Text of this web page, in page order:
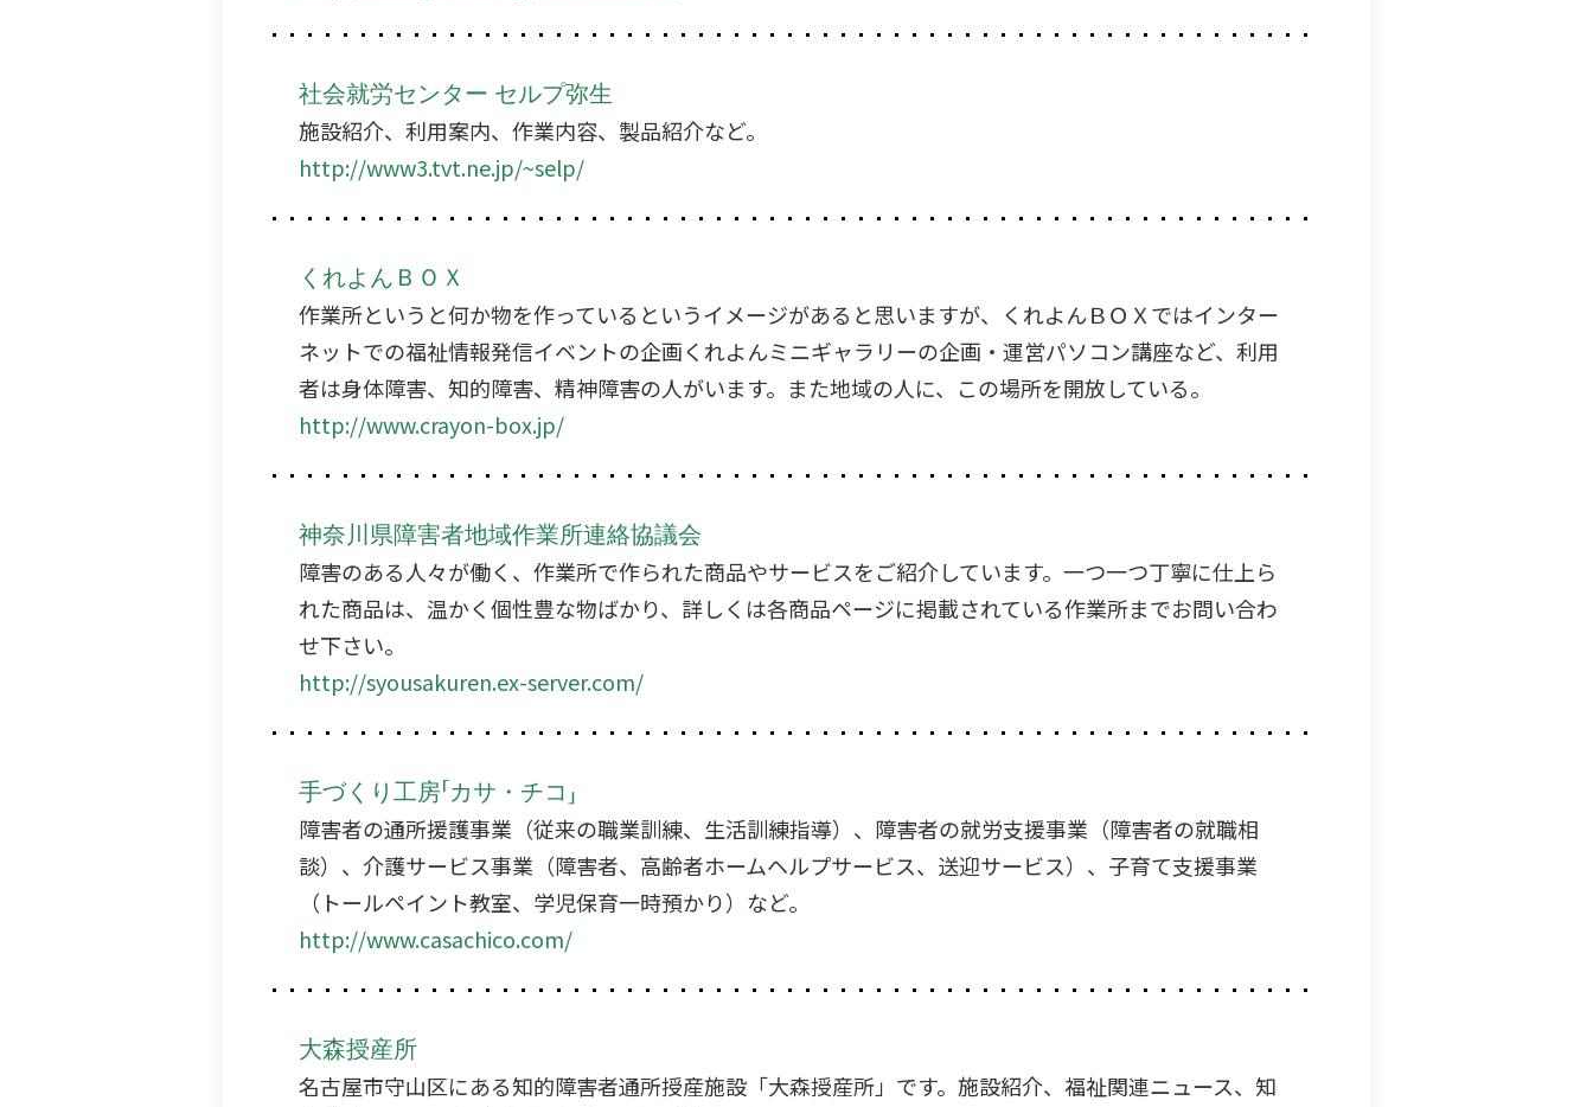
社会就労センター セルプ弥生
施設紹介、利用案内、作業内容、製品紹介など。
http://www3.tvt.ne.jp/~selp/
くれよんＢＯＸ
作業所というと何か物を作っているというイメージがあると思いますが、くれよんＢＯＸではインター
ネットでの福祉情報発信イベントの企画くれよんミニギャラリーの企画・運営パソコン講座など、利用
者は身体障害、知的障害、精神障害の人がいます。また地域の人に、この場所を開放している。
http://www.crayon-box.jp/
神奈川県障害者地域作業所連絡協議会
障害のある人々が働く、作業所で作られた商品やサービスをご紹介しています。一つ一つ丁寧に仕上ら
れた商品は、温かく個性豊な物ばかり、詳しくは各商品ページに掲載されている作業所までお問い合わ
せ下さい。
http://syousakuren.ex-server.com/
手づくり工房「カサ・チコ」
障害者の通所援護事業（従来の職業訓練、生活訓練指導）、障害者の就労支援事業（障害者の就職相
談）、介護サービス事業（障害者、高齢者ホームヘルプサービス、送迎サービス）、子育て支援事業
（トールペイント教室、学児保育一時預かり）など。
http://www.casachico.com/
大森授産所
名古屋市守山区にある知的障害者通所授産施設「大森授産所」です。施設紹介、福祉関連ニュース、知